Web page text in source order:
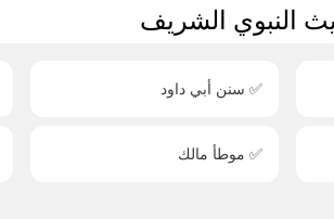
النبوي الشريف
✅ سنن أبي داود
✅ موطأ مالك